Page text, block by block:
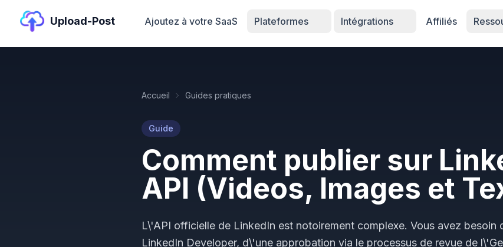
Upload-Post Ajoutez à votre SaaS Plateformes Intégrations Affiliés
Accueil Guides pratiques
Guide
Comment publier sur
API (Videos, Images et
L\'API officielle de LinkedIn est notoirement complexe. Vous avez besoin
LinkedIn Developer, d\'une approbation via le processus de revue de